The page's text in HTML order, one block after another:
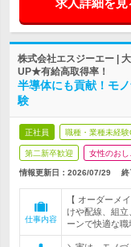
株式会社エスジーエー |
UP★有給高取得率！
半導体にも貢献！モ
験
正社員 職種・業種未経験
第二新卒歓迎 女性のおし
情報更新日：2026/07/29 終
仕事内容
【 オーダーメ
けや配線、組
ーンで快適な職